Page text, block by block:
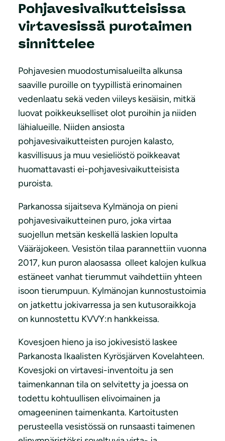
Pohjavesivaikutteisissa
virtavesissä purotaimen
sinnittelee
Pohjavesien muodostumisalueilta alkunsa
saaville puroille on tyypillistä erinomainen
vedenlaatu sekä veden viileys kesäisin, mitkä
luovat poikkeukselliset olot puroihin ja niiden
lähialueille. Niiden ansiosta
pohjavesivaikutteisten purojen kalasto,
kasvillisuus ja muu vesieliöstö poikkeavat
huomattavasti ei-pohjavesivaikutteisista
puroista.
Parkanossa sijaitseva Kylmänoja on pieni
pohjavesivaikutteinen puro, joka virtaa
suojellun metsän keskellä laskien lopulta
Vääräjokeen. Vesistön tilaa parannettiin vuonna
2017, kun puron alaosassa olleet kalojen kulkua
estäneet vanhat tierummut vaihdettiin yhteen
isoon tierumpuun. Kylmänojan kunnostustoimia
on jatkettu jokivarressa ja sen kutusoraikkoja
on kunnostettu KVVY:n hankkeissa.
Kovesjoen hieno ja iso jokivesistö laskee
Parkanosta Ikaalisten Kyrösjärven Kovelahteen.
Kovesjoki on virtavesi-inventoitu ja sen
taimenkannan tila on selvitetty ja joessa on
todettu kohtuullisen elivoimainen ja
omageeninen taimenkanta. Kartoitusten
perusteella vesistössä on runsaasti taimenen